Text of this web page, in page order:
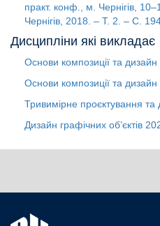
практ. конф., м. Чернігів,
Чернігів, 2018. – Т. 2. – С.
Дисципліни які викладає
Основи композиції та дизайн
Основи композиції та дизайн
Тривимірне проєктування та
Дизайн графічних об’єктів